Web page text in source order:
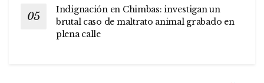
Indignación en Chimbas: investigan un
brutal caso de maltrato animal grabado en
plena calle